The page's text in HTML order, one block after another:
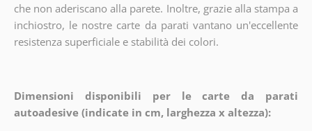
che non aderiscano alla parete. Inoltre, grazie alla stampa a
inchiostro, le nostre carte da parati vantano un'eccellente
resistenza superficiale e stabilità dei colori.
Dimensioni disponibili per le carte da parati
autoadesive (indicate in cm, larghezza x altezza):